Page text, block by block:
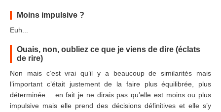
Moins impulsive ?
Euh...
Ouais, non, oubliez ce que je viens de dire (éclats
de rire)
Non mais c’est vrai qu’il y a beaucoup de similarités mais
l’important c’était justement de la faire plus équilibrée, plus
déterminée… en fait je ne dirais pas qu’elle est moins ou plus
impulsive mais elle prend des décisions définitives et elle s’y